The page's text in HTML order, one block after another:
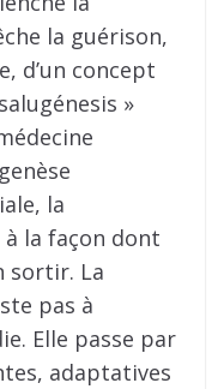
la guérison,
d’un concept
»
la
à la façon dont
sortir. La
pas à
Elle passe par
adaptatives